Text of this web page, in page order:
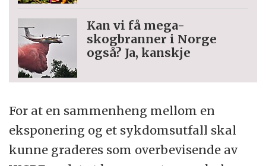
Kan vi få mega-
skogbranner i Norge
også? Ja, kanskje
For at en sammenheng mellom en
eksponering og et sykdomsutfall skal
kunne graderes som overbevisende av